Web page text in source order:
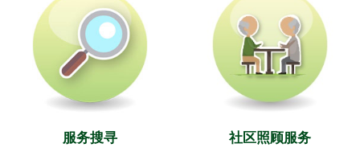
服务搜寻 社区照顾服务